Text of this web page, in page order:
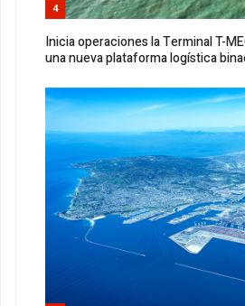
4
Inicia operaciones la Terminal T-
una nueva plataforma logística